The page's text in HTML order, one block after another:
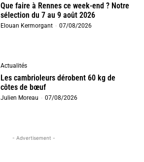
Que faire à Rennes ce week-end ? Notre
sélection du 7 au 9 août 2026
Elouan Kermorgant - 07/08/2026
Actualités
Les cambrioleurs dérobent 60 kg de
côtes de bœuf
Julien Moreau - 07/08/2026
- Advertisement -